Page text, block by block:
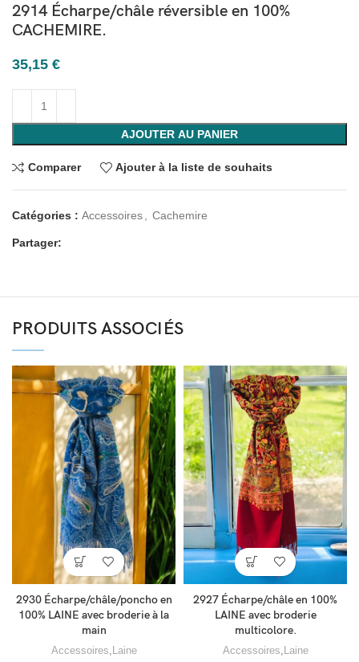
2914 Écharpe/châle réversible en 100%
CACHEMIRE.
35,15 €
AJOUTER AU PANIER
Comparer Ajouter à la liste de souhaits
Catégories : Accessoires Cachemire
Partager:
PRODUITS ASSOCIÉS
2930 Écharpe/châle/poncho en
100% LAINE avec broderie à la
main
Accessoires Laine
2927 Écharpe/châle en 100%
LAINE avec broderie
multicolore.
Accessoires Laine